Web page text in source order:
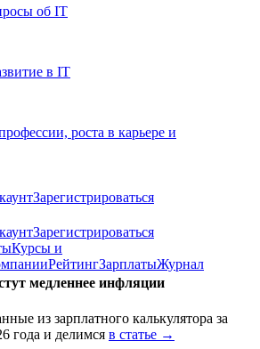
об IT
в IT
роста в карьере и
Зарегистрироваться
Зарегистрироваться
Курсы и
РейтингЗарплатыЖурнал
медленнее инфляции
из зарплатного калькулятора за
года и делимся в статье →